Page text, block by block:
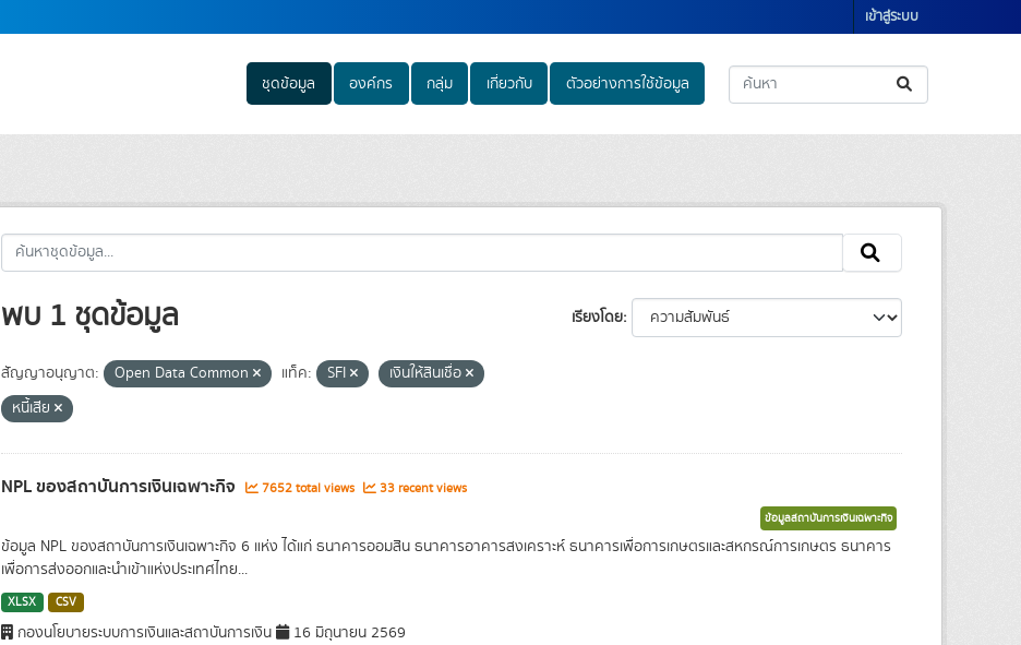
เข้าสู่ระบบ
ชุดข้อมูล องค์กร กลุ่ม เกี่ยวกับ ตัวอย่างการใช้ข้อมูล
เรียงโดย
พบ 1 ชุดข้อมูล
สัญญาอนุญาต: Open Data Common แท็ค: SFI
เงินให้สินเชื่อ
หนี้เสีย
NPL ของสถาบันการเงินเฉพาะกิจ 7652 total views 33 recent views
ข้อมูลสถาบันการเงินเฉพาะกิจ
ข้อมูล NPL ของสถาบันการเงินเฉพาะกิจ 6 แห่ง ได้แก่ ธนาคารออมสิน ธนาคารอาคารสงเคราะห์ ธนาคารเพื่อการเกษตรและสหกรณ์การเกษตร ธนาคาร
เพื่อการส่งออกและนำเข้าแห่งประเทศไทย...
XLSX CSV
กองนโยบายระบบการเงินและสถาบันการเงิน 16 มิถุนายน 2569